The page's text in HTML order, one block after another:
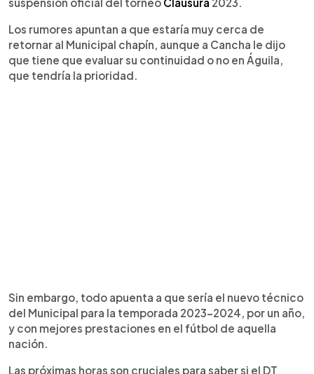
Los rumores apuntan a que estaría muy cerca de
retornar al Municipal chapín, aunque a Cancha le dijo
que tiene que evaluar su continuidad o no en Águila,
que tendría la prioridad.
Sin embargo, todo apuenta a que sería el nuevo técnico
del Municipal para la temporada 2023-2024, por un año,
y con mejores prestaciones en el fútbol de aquella
nación.
Las próximas horas son cruciales para saber si el DT